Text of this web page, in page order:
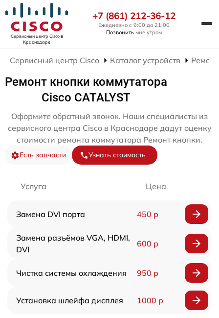
Сервисный центр Ciscoв
Краснодаре
+7 (861) 212-36-12
Ежедневно с 9:00 до 21:00
Позвонить мне утром
Сервисный центр Cisco Каталог устройств
Ремонт кнопки коммутатора
Cisco CATALYST
Оформите обратный звонок. Наши специалисты из
сервисного центра Cisco в Краснодаре дадут оценку
стоимости ремонта коммутатора Ремонт кнопки.
Есть запчасти Узнать стоимость
Услуга Цена
Замена DVI порта 450 р
Замена разъёмов VGA, HDMI,
DVI
600 р
Чистка системы охлаждения 950 р
Установка шлейфа дисплея 1000 р